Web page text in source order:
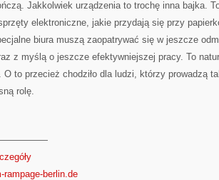
Jakkolwiek urządzenia to trochę inna bajka.
elektroniczne, jakie przydają się przy
biura muszą zaopatrywać się w jeszcze
z myślą o jeszcze efektywniejszej pracy. To
O to przecież chodziło dla ludzi, którzy prowadzą
rolę.
rampage-berlin.de